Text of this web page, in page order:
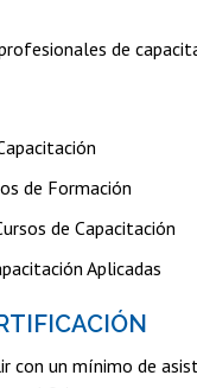
de
de Formación
de Capacitación
Aplicadas
con un mínimo de